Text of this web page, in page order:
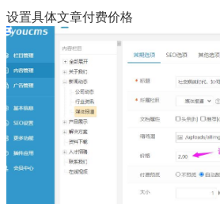
设置具体文章付费价格